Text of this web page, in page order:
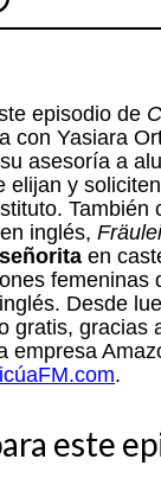
episodio de
con Yasiara
asesoría a
elijan y
También
en inglés,
señorita en
femeninas
Desde
gratis, gracias
empresa
.
este